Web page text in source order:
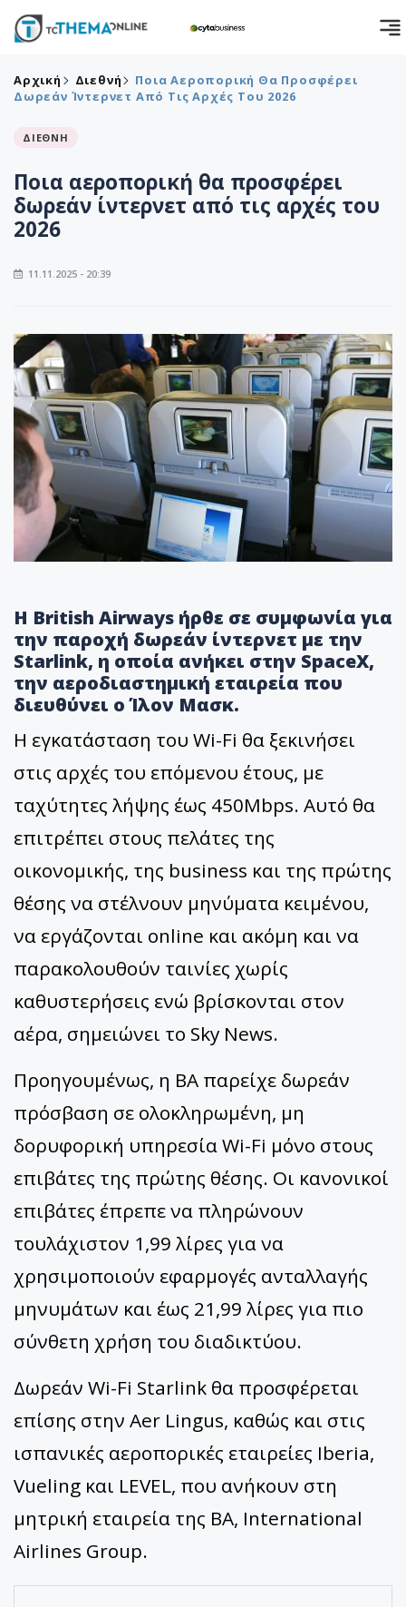
Αρχική Διεθνή
Ποια Αεροπορική Θα Προσφέρει
Δωρεάν Ίντερνετ Από Τις Αρχές Του 2026
ΔΙΕΘΝΗ
Ποια αεροπορική θα προσφέρει
δωρεάν ίντερνετ από τις αρχές του
2026
11.11.2025 - 20:39
Η British Airways ήρθε σε συμφωνία για
την παροχή δωρεάν ίντερνετ με την
Starlink, η οποία ανήκει στην SpaceX,
την αεροδιαστημική εταιρεία που
διευθύνει ο Ίλον Μασκ.
Η εγκατάσταση του Wi-Fi θα ξεκινήσει
στις αρχές του επόμενου έτους, με
ταχύτητες λήψης έως 450Mbps. Αυτό θα
επιτρέπει στους πελάτες της
οικονομικής, της business και της πρώτης
θέσης να στέλνουν μηνύματα κειμένου,
να εργάζονται online και ακόμη και να
παρακολουθούν ταινίες χωρίς
καθυστερήσεις ενώ βρίσκονται στον
αέρα, σημειώνει το Sky News.
Προηγουμένως, η BA παρείχε δωρεάν
πρόσβαση σε ολοκληρωμένη, μη
δορυφορική υπηρεσία Wi-Fi μόνο στους
επιβάτες της πρώτης θέσης. Οι κανονικοί
επιβάτες έπρεπε να πληρώνουν
τουλάχιστον 1,99 λίρες για να
χρησιμοποιούν εφαρμογές ανταλλαγής
μηνυμάτων και έως 21,99 λίρες για πιο
σύνθετη χρήση του διαδικτύου.
Δωρεάν Wi-Fi Starlink θα προσφέρεται
επίσης στην Aer Lingus, καθώς και στις
ισπανικές αεροπορικές εταιρείες Iberia,
Vueling και LEVEL, που ανήκουν στη
μητρική εταιρεία της BA, International
Airlines Group.